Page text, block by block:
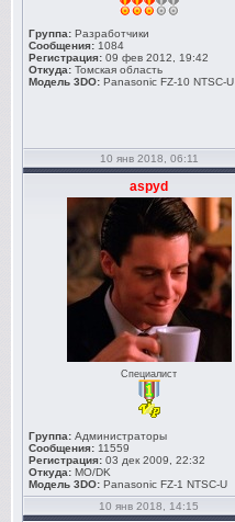
Группа: Разработчики
Сообщения: 1084
Регистрация: 09 фев 2012, 19:42
Откуда: Томская область
Модель 3DO: Panasonic FZ-10 NTSC-U
10 янв 2018, 06:11
aspyd
Специалист
Группа: Администраторы
Сообщения: 11559
Регистрация: 03 дек 2009, 22:32
Откуда: MO/DK
Модель 3DO: Panasonic FZ-1 NTSC-U
10 янв 2018, 14:15